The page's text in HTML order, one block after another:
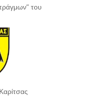
του